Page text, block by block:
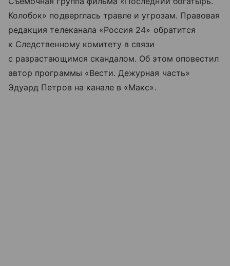
Колобок» подверглась травле и угрозам. Правовая
редакция телеканала «Россия 24» обратится
к Следственному комитету в связи
с разрастающимся скандалом. Об этом оповестил
автор программы «Вести. Дежурная часть»
Эдуард Петров на канале в «Макс».